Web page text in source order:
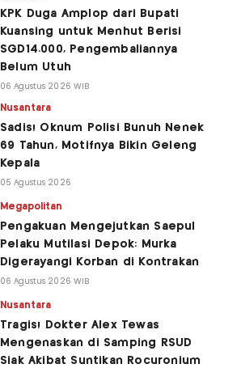
KPK Duga Amplop dari Bupati
Kuansing untuk Menhut Berisi
SGD14.000, Pengembaliannya
Belum Utuh
06 Agustus 2026 WIB
Nusantara
Sadis! Oknum Polisi Bunuh Nenek
69 Tahun, Motifnya Bikin Geleng
Kepala
05 Agustus 2026
Megapolitan
Pengakuan Mengejutkan Saepul
Pelaku Mutilasi Depok: Murka
Digerayangi Korban di Kontrakan
06 Agustus 2026 WIB
Nusantara
Tragis! Dokter Alex Tewas
Mengenaskan di Samping RSUD
Siak Akibat Suntikan Rocuronium